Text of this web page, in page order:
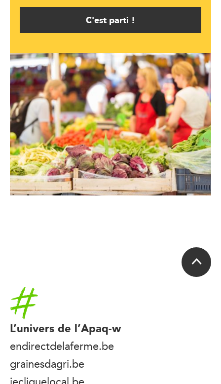
C'est parti !
Accueil
L’univers de l’Apaq-w
endirectdelaferme.be
grainesdagri.be